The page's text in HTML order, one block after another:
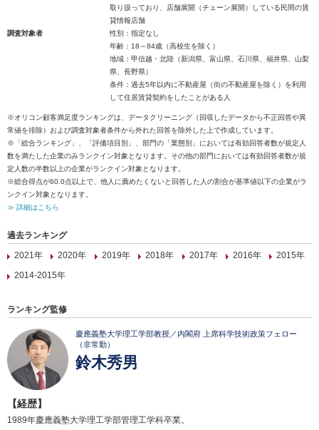
取り扱っており、店舗展開（チェーン展開）している民間の賃
貸情報店舗
調査対象者
性別：指定なし
年齢：18～84歳（高校生を除く）
地域：甲信越・北陸（新潟県、富山県、石川県、福井県、山梨
県、長野県）
条件：過去5年以内に不動産屋（街の不動産屋を除く）を利用
して住居賃貸契約をしたことがある人
※オリコン顧客満足度ランキングは、データクリーニング（回収したデータから不正回答や異
常値を排除）および調査対象者条件から外れた回答を除外した上で作成しています。
※「総合ランキング」、「評価項目別」、部門の「業態別」においては有効回答者数が規定人
数を満たした企業のみランクイン対象となります。その他の部門においては有効回答者数が規
定人数の半数以上の企業がランクイン対象となります。
※総合得点が60.0点以上で、他人に薦めたくないと回答した人の割合が基準値以下の企業がラ
ンクイン対象となります。
≫ 詳細はこちら
過去ランキング
2021年
2020年 2019年 2018年 2017年 2016年
2015年
2014-2015年
ランキング監修
慶應義塾大学理工学部教授／内閣府 上席科学技術政策フェロー
（非常勤）
鈴木秀男
【経歴】
1989年慶應義塾大学理工学部管理工学科卒業。